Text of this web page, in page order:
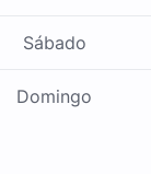
Sábado
Domingo